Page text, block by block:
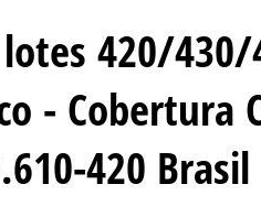
420/
- Cobertura
420 Brasil